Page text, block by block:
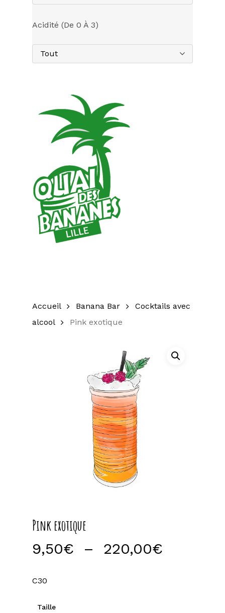
Acidité (de 0 À 3)
Tout
Accueil Banana Bar
Cocktails avec
alcool
Pink exotique
Pink exotique
9,50€ – 220,00€
C30
Taille